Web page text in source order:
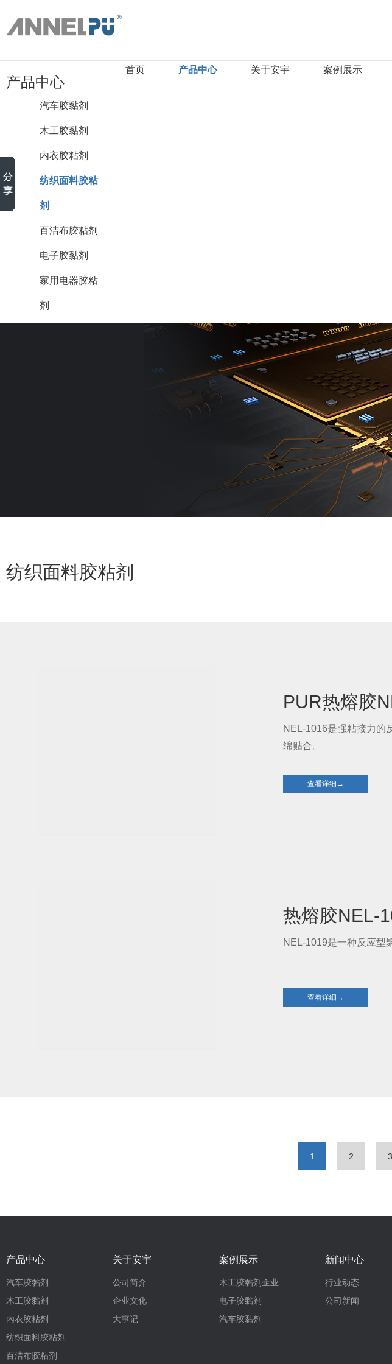
首页 产品中心 关于安宇 案例展示
产品中心
汽车胶黏剂
木工胶黏剂
内衣胶粘剂
纺织面料胶粘
剂
百洁布胶粘剂
电子胶黏剂
家用电器胶粘
剂
纺织面料胶粘剂
PUR热熔胶
NEL-1016是强粘接力的
绵贴合。
查看详细→
热熔胶NEL-
NEL-1019是一种反应型
查看详细→
1 2 3
产品中心
汽车胶黏剂
木工胶黏剂
内衣胶粘剂
纺织面料胶粘剂
百洁布胶粘剂
关于安宇
公司简介
企业文化
大事记
案例展示
木工胶黏剂企业
电子胶黏剂
汽车胶黏剂
新闻中心
行业动态
公司新闻